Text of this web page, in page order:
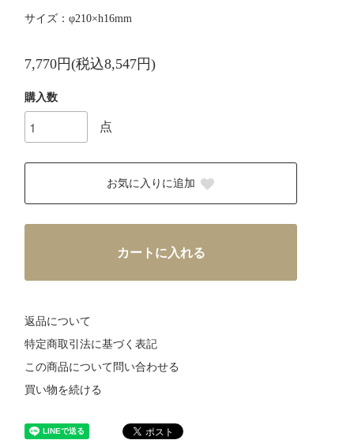
サイズ：φ210×h16mm
7,770円(税込8,547円)
購入数
点
お気に入りに追加
カートに入れる
返品について
特定商取引法に基づく表記
この商品について問い合わせる
買い物を続ける